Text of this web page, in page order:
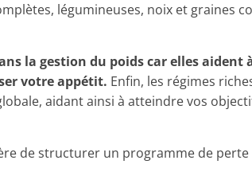
légumineuses, noix et graines
la gestion du poids car elles aident
votre appétit. Enfin, les régimes
aidant ainsi à atteindre vos
de structurer un programme de